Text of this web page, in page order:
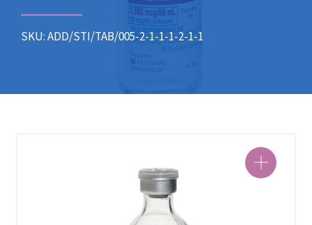
SKU: ADD/STI/TAB/005-2-1-1-1-2-1-1